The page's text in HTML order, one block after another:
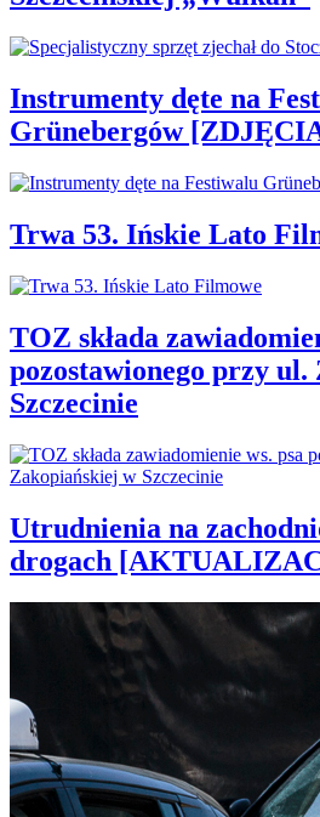
Instrumenty dęte na
Grünebergów
Trwa 53. Ińskie Lato
TOZ składa
pozostawionego przy
Szczecinie
Utrudnienia na
drogach